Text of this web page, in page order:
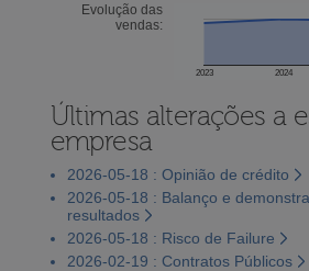
Evolução das
vendas:
2023 2024
Últimas alterações a
empresa
2026-05-18 : Opinião de crédito
2026-05-18 : Balanço e
resultados
2026-05-18 : Risco de Failure
2026-02-19 : Contratos Públicos